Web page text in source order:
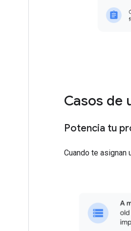
Casos de
Potencia tu
Cuando te